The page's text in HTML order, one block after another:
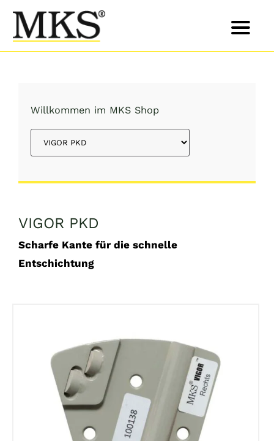
VIGOR PKD
Scharfe Kante für die schnelle
Entschichtung
DETAILS
Willkommen im MKS Shop